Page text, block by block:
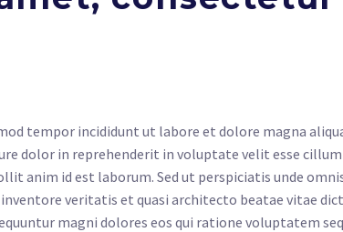
tempor incididunt ut labore et dolore magna
dolor in reprehenderit in voluptate velit esse
anim id est laborum. Sed ut perspiciatis unde
veritatis et quasi architecto beatae vitae
magni dolores eos qui ratione voluptatem